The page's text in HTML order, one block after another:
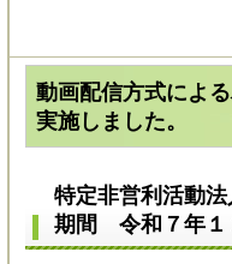
動画配信方式によ
実施しました。
特定非営利活動
期間 令和７年１